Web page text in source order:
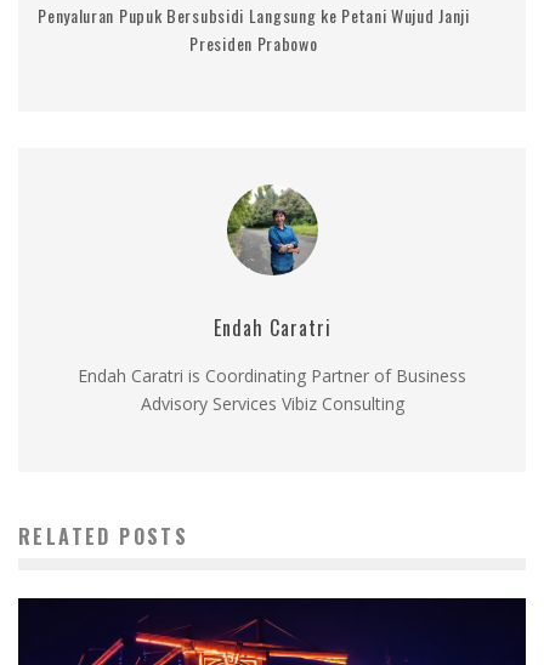
Penyaluran Pupuk Bersubsidi Langsung ke Petani Wujud Janji
Presiden Prabowo
Endah Caratri
Endah Caratri is Coordinating Partner of Business
Advisory Services Vibiz Consulting
RELATED POSTS